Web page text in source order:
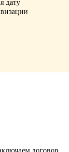
дату
договор,